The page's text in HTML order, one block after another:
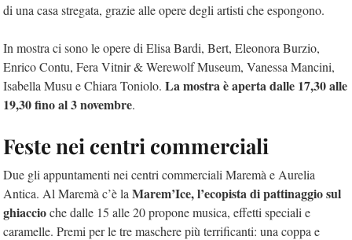
di una casa stregata, grazie alle opere degli artisti che espongono.
In mostra ci sono le opere di Elisa Bardi, Bert, Eleonora Burzio,
Enrico Contu, Fera Vitnir & Werewolf Museum, Vanessa Mancini,
Isabella Musu e Chiara Toniolo. La mostra è aperta dalle 17,30 alle
19,30 fino al 3 novembre.
Feste nei centri commerciali
Due gli appuntamenti nei centri commerciali Maremà e Aurelia
Antica. Al Maremà c’è la Marem’Ice, l’ecopista dipattinaggio sul
ghiaccioche dalle 15 alle 20 propone musica, effetti speciali e
caramelle. Premi per le tre maschere più terrificanti: una coppa e